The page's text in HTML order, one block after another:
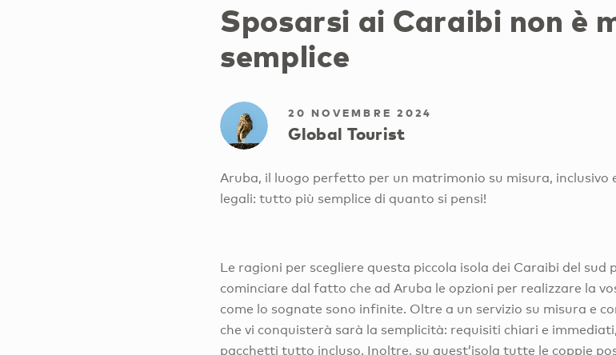
Sposarsi ai Caraibi non è
semplice
20 NOVEMBRE 2024
Global Tourist
Aruba, il luogo perfetto per un matrimonio su misura, inclusivo
legali: tutto più semplice di quanto si pensi!
Le ragioni per scegliere questa piccola isola dei Caraibi del sud
cominciare dal fatto che ad Aruba le opzioni per realizzare la
come lo sognate sono infinite. Oltre a un servizio su misura e
che vi conquisterà sarà la semplicità: requisiti chiari e
pacchetti tutto incluso. Inoltre, su quest’isola tutte le coppie